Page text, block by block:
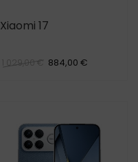
Xiaomi 17
1 029,00 € 884,00 €